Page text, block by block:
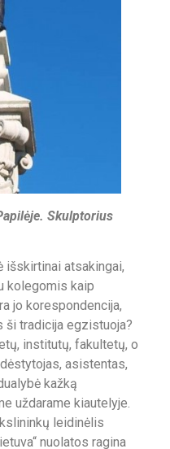
Skulptorius
išskirtinai atsakingai,
kolegomis kaip
jo korespondencija,
ši tradicija egzistuoja?
institutų, fakultetų, o
asistentas,
kažką
uždarame kiautelyje.
leidinėlis
nuolatos ragina